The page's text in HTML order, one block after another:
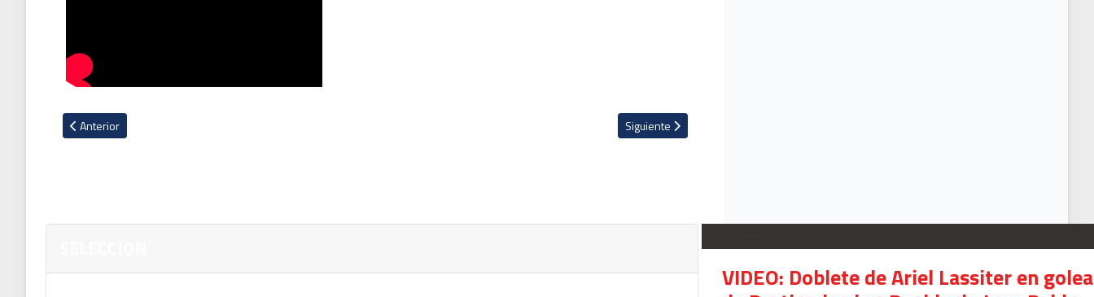
Artículo anterior: Selección Sub-16 Masculina triunfó sobre República Dominicana por el Torneo de Naciones
Anterior Artículo siguiente: Selección Sub-16 de Costa Rica cae por goleada frente a México
Siguiente
VIDEO: Doblete de Ariel Lassiter en